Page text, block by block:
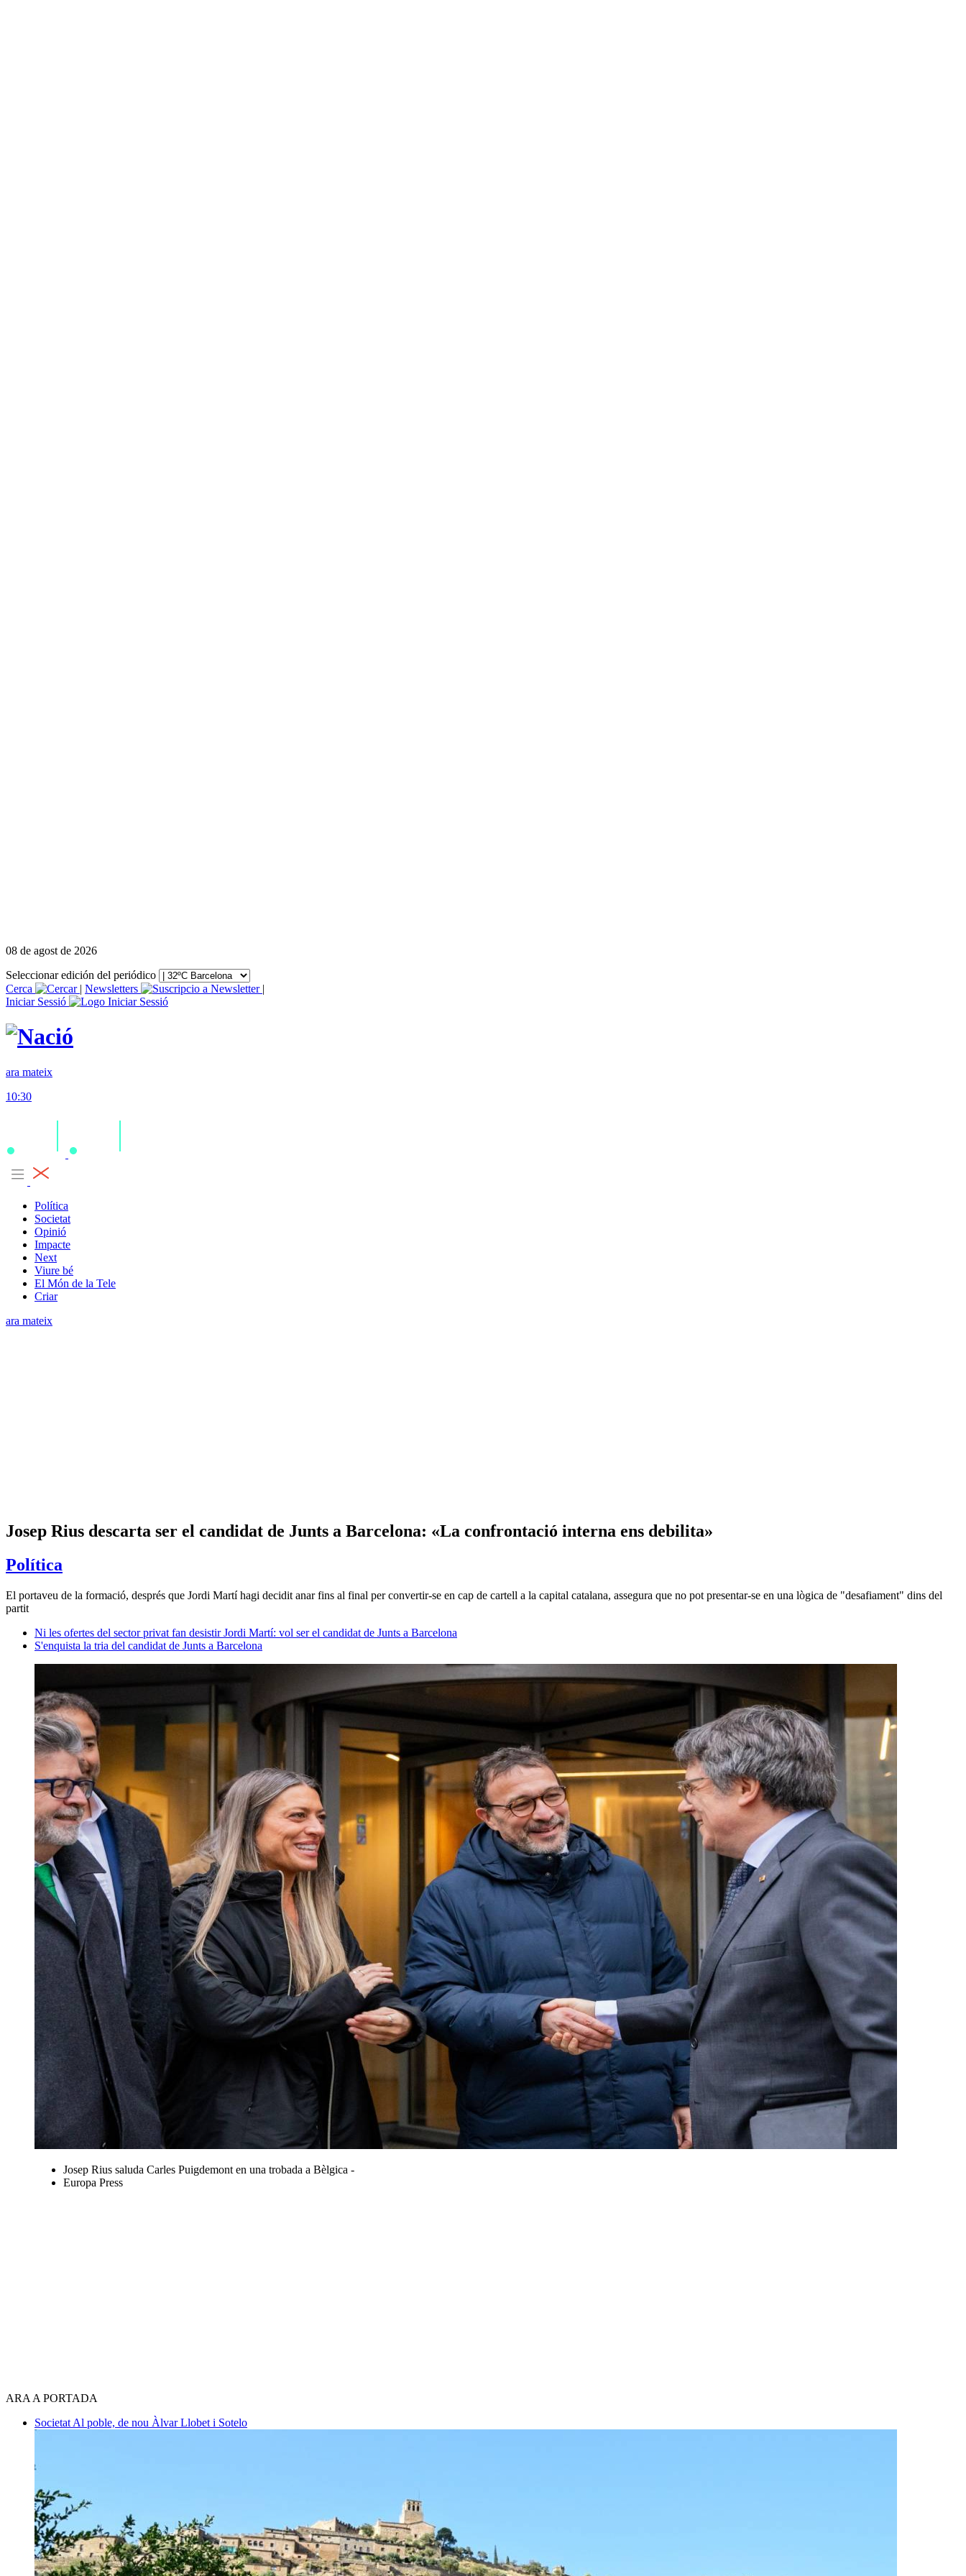
08 de agost de 2026
Seleccionar edición del periódico
Cerca
| Newsletters
|
Iniciar Sessió
ara mateix
10:30
Política
Societat
Opinió
Impacte
Next
Viure bé
El Món de la Tele
Criar
ara mateix
Josep Rius descarta ser el candidat de Junts a Barcelona: «La confrontació interna ens debilita»
Política
El portaveu de la formació, després que Jordi Martí hagi decidit anar fins al final per convertir-se en cap de cartell a la capital catalana, assegura que no pot presentar-se en una lògica de "desafiament" dins del
partit
Ni les ofertes del sector privat fan desistir Jordi Martí: vol ser el candidat de Junts a Barcelona
S'enquista la tria del candidat de Junts a Barcelona
Josep Rius saluda Carles Puigdemont en una trobada a Bèlgica -
Europa Press
ARA A PORTADA
Societat Al poble, de nou Àlvar Llobet i Sotelo